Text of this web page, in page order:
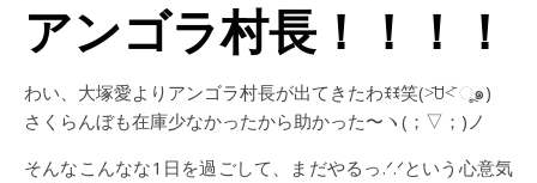
アンゴラ村長！！！！
わい、大塚愛よりアンゴラ村長が出てきたわꉂꉂ笑(˃᷄ꇴ˂᷅ ૂ๑)
さくらんぼも在庫少なかったから助かった〜ヽ(；▽；)ノ
そんなこんなな1日を過ごして、まだやるっ.ᐟ.ᐟという心意気